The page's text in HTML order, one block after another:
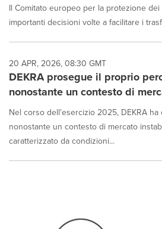
Il Comitato europeo per la protezione dei
importanti decisioni volte a facilitare i
20 APR, 2026, 08:30 GMT
DEKRA prosegue il proprio
nonostante un contesto di
Nel corso dell'esercizio 2025, DEKRA
nonostante un contesto di mercato
caratterizzato da condizioni...